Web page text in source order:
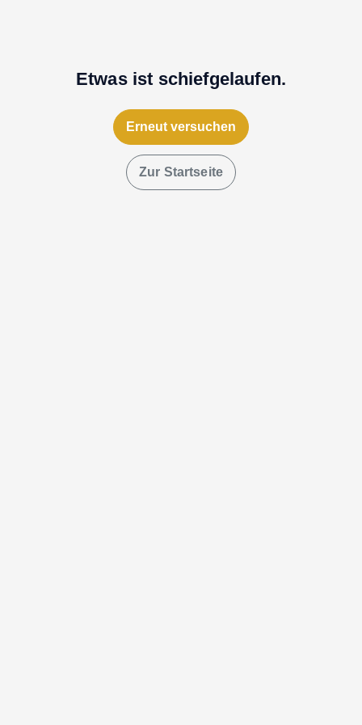
Etwas ist schiefgelaufen.
Erneut versuchen
Zur Startseite